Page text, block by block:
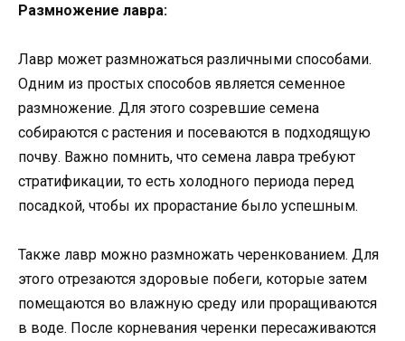
Размножение лавра:
Лавр может размножаться различными способами.
Одним из простых способов является семенное
размножение. Для этого созревшие семена
собираются с растения и посеваются в подходящую
почву. Важно помнить, что семена лавра требуют
стратификации, то есть холодного периода перед
посадкой, чтобы их прорастание было успешным.
Также лавр можно размножать черенкованием. Для
этого отрезаются здоровые побеги, которые затем
помещаются во влажную среду или проращиваются
в воде. После корневания черенки пересаживаются